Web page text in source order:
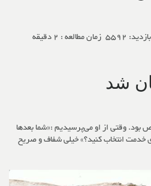
5592 زمان مطالعه : 2 دقیقه
شد
وقتی از او می‌پرسیدیم :«شما بعدها
خدمت انتخاب کنید؟» خیلی شفاف و صریح